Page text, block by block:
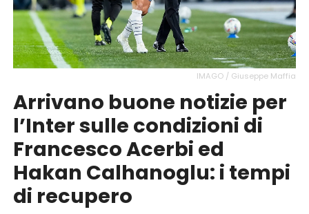
IMAGO / Giuseppe Maffia
Arrivano buone notizie per
l’Inter sulle condizioni di
Francesco Acerbi ed
Hakan Calhanoglu: i tempi
di recupero